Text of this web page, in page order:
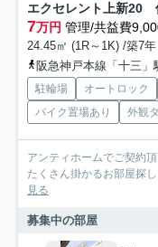
エクセレント上新20
7万円 管理/共益費
24.45㎡ (1R～1K) /築7
阪急神戸本線「十三」
駐輪場 オートロック
バイク置場あり
外観
アンティホームでご契約
たくさん掛かるお部屋探
見る
募集中の部屋